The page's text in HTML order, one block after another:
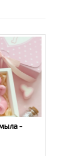
-